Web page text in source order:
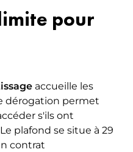
pour
accueille les
dérogation permet
s'ils ont
plafond se situe à 29
contrat